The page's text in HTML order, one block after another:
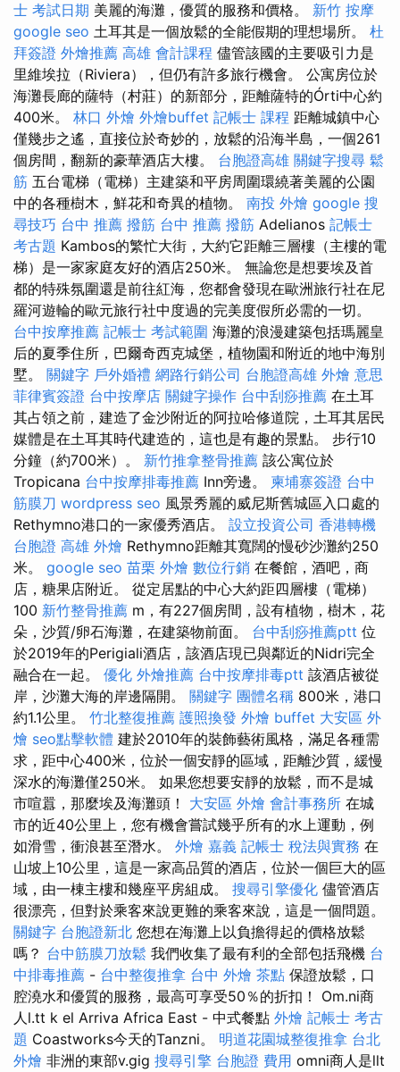
士 考試日期 美麗的海灘，優質的服務和價格。 新竹 按摩
google seo 土耳其是一個放鬆的全能假期的理想場所。 杜
拜簽證 外燴推薦 高雄 會計課程 儘管該國的主要吸引力是
里維埃拉（Riviera），但仍有許多旅行機會。 公寓房位於
海灘長廊的薩特（村莊）的新部分，距離薩特的Órti中心約
400米。 林口 外燴 外燴buffet 記帳士 課程 距離城鎮中心
僅幾步之遙，直接位於奇妙的，放鬆的沿海半島，一個261
個房間，翻新的豪華酒店大樓。 台胞證高雄 關鍵字搜尋 鬆
筋 五台電梯（電梯）主建築和平房周圍環繞著美麗的公園
中的各種樹木，鮮花和奇異的植物。 南投 外燴 google 搜
尋技巧 台中 推薦 撥筋 台中 推薦 撥筋 Adelianos 記帳士
考古題 Kambos的繁忙大街，大約它距離三層樓（主樓的電
梯）是一家家庭友好的酒店250米。 無論您是想要埃及首
都的特殊氛圍還是前往紅海，您都會發現在歐洲旅行社在尼
羅河遊輪的歐元旅行社中度過的完美度假所必需的一切。
台中按摩推薦 記帳士 考試範圍 海灘的浪漫建築包括瑪麗皇
后的夏季住所，巴爾奇西克城堡，植物園和附近的地中海別
墅。 關鍵字 戶外婚禮 網路行銷公司 台胞證高雄 外燴 意思
菲律賓簽證 台中按摩店 關鍵字操作 台中刮痧推薦 在土耳
其占領之前，建造了金沙附近的阿拉哈修道院，土耳其居民
媒體是在土耳其時代建造的，這也是有趣的景點。 步行10
分鐘（約700米）。 新竹推拿整骨推薦 該公寓位於
Tropicana 台中按摩排毒推薦 Inn旁邊。 柬埔寨簽證 台中
筋膜刀 wordpress seo 風景秀麗的威尼斯舊城區入口處的
Rethymno港口的一家優秀酒店。 設立投資公司 香港轉機
台胞證 高雄 外燴 Rethymno距離其寬闊的慢砂沙灘約250
米。 google seo 苗栗 外燴 數位行銷 在餐館，酒吧，商
店，糖果店附近。 從定居點的中心大約距四層樓（電梯）
100 新竹整骨推薦 m，有227個房間，設有植物，樹木，花
朵，沙質/卵石海灘，在建築物前面。 台中刮痧推薦ptt 位
於2019年的Perigiali酒店，該酒店現已與鄰近的Nidri完全
融合在一起。 優化 外燴推薦 台中按摩排毒ptt 該酒店被從
岸，沙灘大海的岸邊隔開。 關鍵字 團體名稱 800米，港口
約1.1公里。 竹北整復推薦 護照換發 外燴 buffet 大安區 外
燴 seo點擊軟體 建於2010年的裝飾藝術風格，滿足各種需
求，距中心400米，位於一個安靜的區域，距離沙質，緩慢
深水的海灘僅250米。 如果您想要安靜的放鬆，而不是城
市喧囂，那麼埃及海灘頭！ 大安區 外燴 會計事務所 在城
市的近40公里上，您有機會嘗試幾乎所有的水上運動，例
如滑雪，衝浪甚至潛水。 外燴 嘉義 記帳士 稅法與實務 在
山坡上10公里，這是一家高品質的酒店，位於一個巨大的區
域，由一棟主樓和幾座平房組成。 搜尋引擎優化 儘管酒店
很漂亮，但對於乘客來說更難的乘客來說，這是一個問題。
關鍵字 台胞證新北 您想在海灘上以負擔得起的價格放鬆
嗎？ 台中筋膜刀放鬆 我們收集了最有利的全部包括飛機 台
中排毒推薦 - 台中整復推拿 台中 外燴 茶點 保證放鬆，口
腔澆水和優質的服務，最高可享受50％的折扣！ Om.ni商
人l.tt k el Arriva Africa East - 中式餐點 外燴 記帳士 考古
題 Coastworks今天的Tanzni。 明道花園城整復推拿 台北
外燴 非洲的東部v.gig 搜尋引擎 台胞證 費用 omni商人是llt